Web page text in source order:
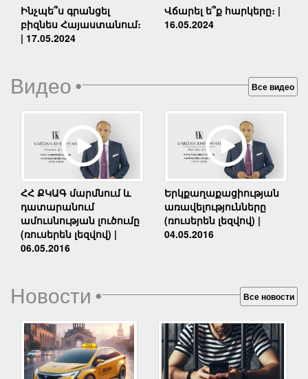
Ինչպե՞ս գրանցել
բիզնես Հայաստանում։
| 17.05.2024
Վճարել ե՞ք հարկերը։ |
16.05.2024
Видео• Все видео
ՀՀ ՔԿԱԳ մարմնում և
դատարանում
ամուսնության լուծումը
(ռուսերեն լեզվով) |
06.05.2016
Երկքաղաքացիության
առավելությունները
(ռուսերեն լեզվով) |
04.05.2016
Новости• Все новости